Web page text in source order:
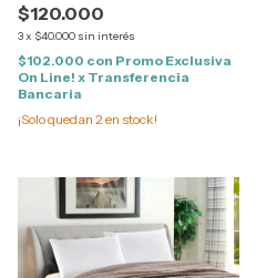
$120.000
3x $40.000 sin interés
$102.000 con Promo Exclusiva
On Line! x Transferencia
Bancaria
¡Solo quedan 2 en stock!